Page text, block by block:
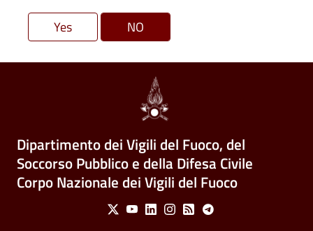
Dipartimento dei Vigili del Fuoco, del
Soccorso Pubblico e della Difesa Civile
Corpo Nazionale dei Vigili del Fuoco
Social Menu
X YoutubeLinkedinInstagram
Feed Telegram